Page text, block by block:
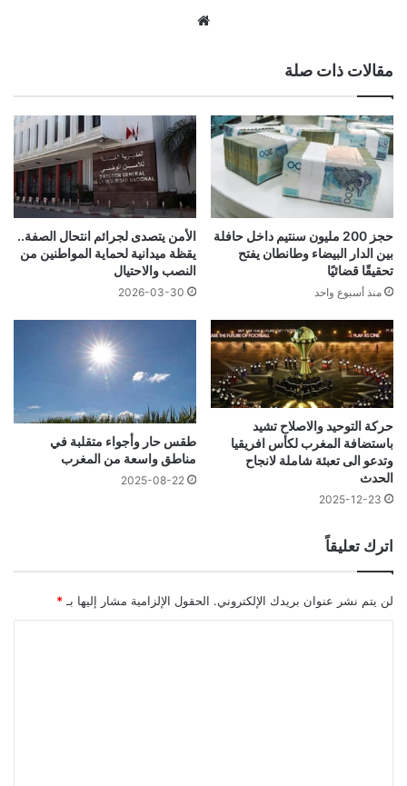
مقالات ذات صلة
حجز 200 مليون سنتيم داخل حافلة
بين الدار البيضاء وطانطان يفتح
تحقيقًا قضائيًا
منذ أسبوع واحد
الأمن يتصدى لجرائم انتحال الصفة..
يقظة ميدانية لحماية المواطنين من
النصب والاحتيال
2026-03-30
حركة التوحيد والاصلاح تشيد
باستضافة المغرب لكأس افريقيا
وتدعو الى تعبئة شاملة لانجاح
الحدث
2025-12-23
طقس حار وأجواء متقلبة في
مناطق واسعة من المغرب
2025-08-22
اترك تعليقاً
لن يتم نشر عنوان بريدك الإلكتروني. الحقول الإلزامية مشار إليها بـ *